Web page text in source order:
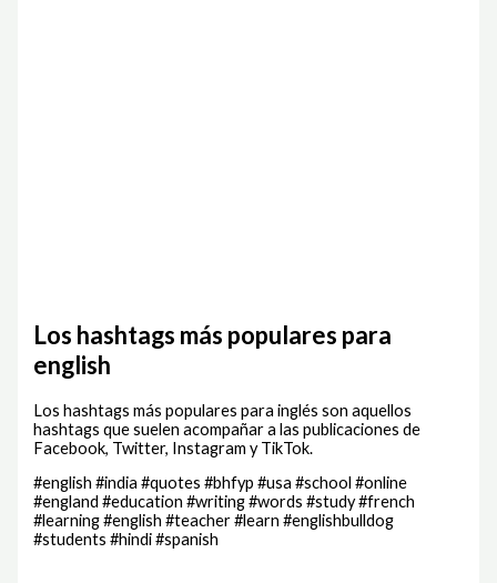
Los hashtags más populares para
english
Los hashtags más populares para inglés son aquellos
hashtags que suelen acompañar a las publicaciones de
Facebook, Twitter, Instagram y TikTok.
#english #india #quotes #bhfyp #usa #school #online
#england #education #writing #words #study #french
#learning #english #teacher #learn #englishbulldog
#students #hindi #spanish